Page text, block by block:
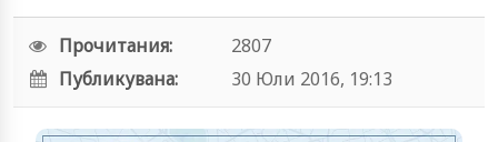
Прочитания:
2807
Публикувана:
30 Юли 2016, 19:13